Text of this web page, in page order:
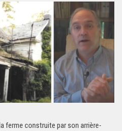
ferme construite par son arrière-